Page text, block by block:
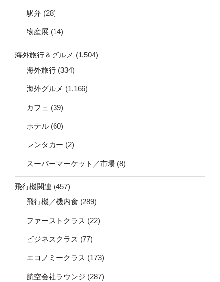
駅弁 (28)
物産展 (14)
海外旅行＆グルメ (1,504)
海外旅行 (334)
海外グルメ (1,166)
カフェ (39)
ホテル (60)
レンタカー (2)
スーパーマーケット／市場 (8)
飛行機関連 (457)
飛行機／機内食 (289)
ファーストクラス (22)
ビジネスクラス (77)
エコノミークラス (173)
航空会社ラウンジ (287)